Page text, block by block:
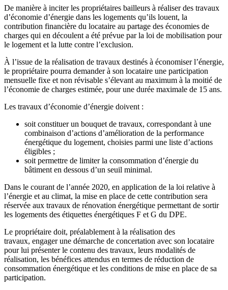
De manière à inciter les propriétaires bailleurs à réaliser des travaux
d’économie d’énergie dans les logements qu’ils louent, la
contribution financière du locataire au partage des économies de
charges qui en découlent a été prévue par la loi de mobilisation pour
le logement et la lutte contre l’exclusion.
À l’issue de la réalisation de travaux destinés à économiser l’énergie,
le propriétaire pourra demander à son locataire une participation
mensuelle fixe et non révisable s’élevant au maximum à la moitié de
l’économie de charges estimée, pour une durée maximale de 15 ans.
Les travaux d’économie d’énergie doivent :
soit constituer un bouquet de travaux, correspondant à une
combinaison d’actions d’amélioration de la performance
énergétique du logement, choisies parmi une liste d’actions
éligibles ;
soit permettre de limiter la consommation d’énergie du
bâtiment en dessous d’un seuil minimal.
Dans le courant de l’année 2020, en application de la loi relative à
l’énergie et au climat, la mise en place de cette contribution sera
réservée aux travaux de rénovation énergétique permettant de sortir
les logements des étiquettes énergétiques F et G du DPE.
Le propriétaire doit, préalablement à la réalisation des
travaux, engager une démarche de concertation avec son locataire
pour lui présenter le contenu des travaux, leurs modalités de
réalisation, les bénéfices attendus en termes de réduction de
consommation énergétique et les conditions de mise en place de sa
participation.